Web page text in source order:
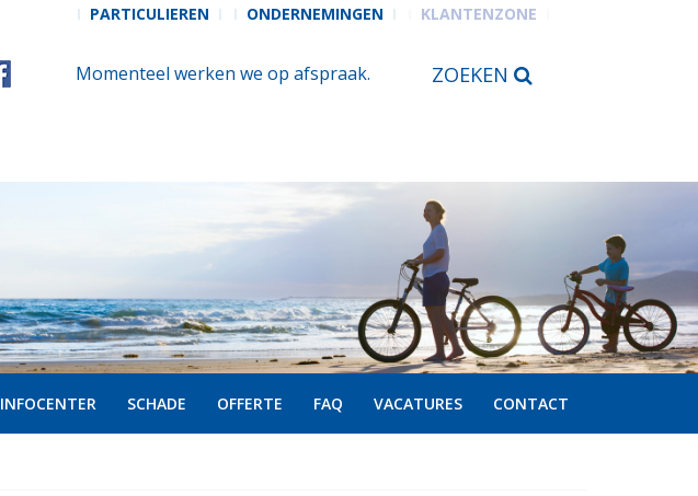
PARTICULIEREN ONDERNEMINGEN KLANTENZONE
Momenteel werken we op afspraak. ZOEKEN
INFOCENTER SCHADE OFFERTE FAQ VACATURES CONTACT